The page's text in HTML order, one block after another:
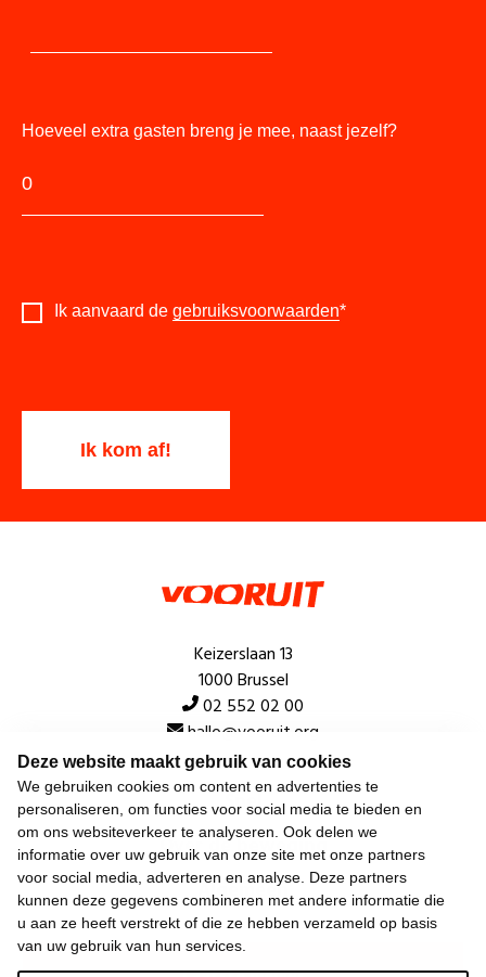
Deze website maakt gebruik van cookies
We gebruiken cookies om content en advertenties te
personaliseren, om functies voor social media te bieden en
om ons websiteverkeer te analyseren. Ook delen we
informatie over uw gebruik van onze site met onze partners
voor social media, adverteren en analyse. Deze partners
kunnen deze gegevens combineren met andere informatie die
u aan ze heeft verstrekt of die ze hebben verzameld op basis
van uw gebruik van hun services.
Hoeveel extra gasten breng je mee, naast jezelf?
Ik aanvaard de gebruiksvoorwaarden*
Keizerslaan 13
1000 Brussel
02 552 02 00
hallo@vooruit.org
Snel
Over de beweging
Algemeen